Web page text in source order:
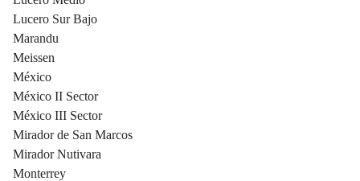
Lucero Sur Bajo
Marandu
Meissen
México
México II Sector
México III Sector
Mirador de San Marcos
Mirador Nutivara
Monterrey